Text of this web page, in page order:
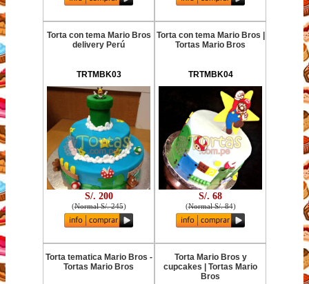
Torta con tema Mario Bros
delivery Perú
TRTMBK03
S/. 200
(Normal S/. 245)
Torta con tema Mario Bros |
Tortas Mario Bros
TRTMBK04
S/. 68
(Normal S/. 84)
Torta tematica Mario Bros -
Tortas Mario Bros
Torta Mario Bros y
cupcakes | Tortas Mario
Bros